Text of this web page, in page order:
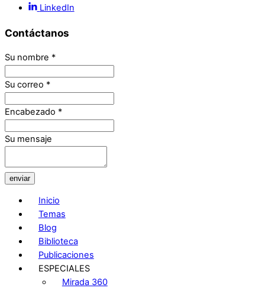
LinkedIn
Contáctanos
Su nombre *
Su correo *
Encabezado *
Su mensaje
enviar
Inicio
Temas
Blog
Biblioteca
Publicaciones
ESPECIALES
Mirada 360